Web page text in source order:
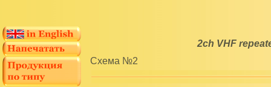
2ch VHF
Схема №2